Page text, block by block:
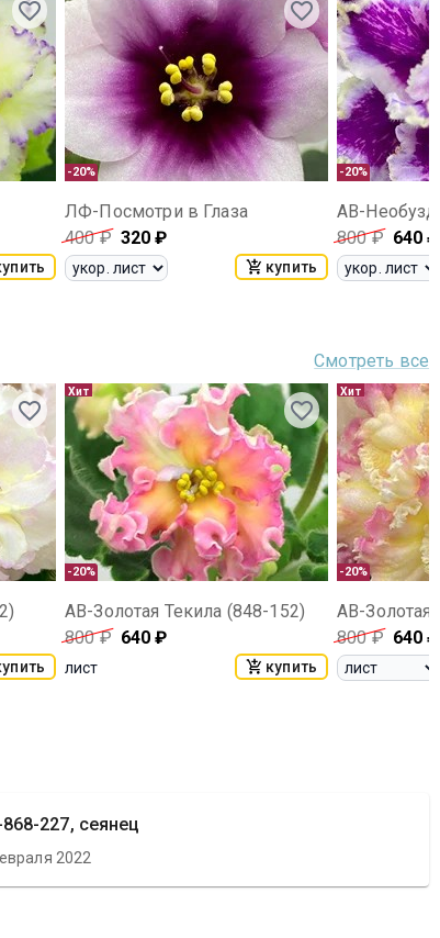
-20%
ЛФ-Посмотри в Глаза
400₽ 320 ₽
купить
-20%
800₽ 640 ₽
Смотреть все
-20%
Хит
АВ-Золотая Текила (848-152)
800₽ 640 ₽
лист купить
-20%
Хит
АВ-Золотая
800₽ 640 ₽
227, сеянец
2022